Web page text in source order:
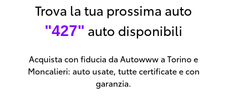
Trova la tua prossima auto
"427" auto disponibili
Acquista con fiducia da Autowww a Torino e
Moncalieri: auto usate, tutte certificate e con
garanzia.